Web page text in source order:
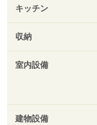
キッチン
収納
室内設備
建物設備